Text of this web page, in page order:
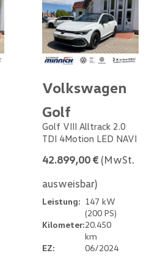
Volkswagen
Golf
Golf VIII Alltrack 2.0
TDI 4Motion LED NAVI
42.899,00 € (MwSt.
ausweisbar)
Leistung: 147 kW
(200 PS)
Kilometer:20.450
km
EZ:
06/2024